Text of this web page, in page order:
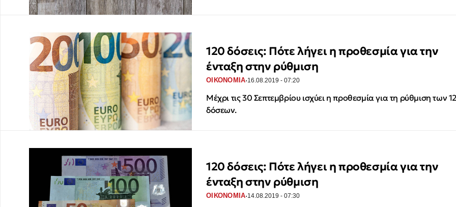
120 δόσεις: Πότε λήγει η προθεσμία για την
ένταξη στην ρύθμιση
ΟΙΚΟΝΟΜΙΑ·16.08.2019 - 07:20
Μέχρι τις 30 Σεπτεμβρίου ισχύει η προθεσμία για τη ρύθμιση των
δόσεων.
120 δόσεις: Πότε λήγει η προθεσμία για την
ένταξη στην ρύθμιση
ΟΙΚΟΝΟΜΙΑ·14.08.2019 - 07:30